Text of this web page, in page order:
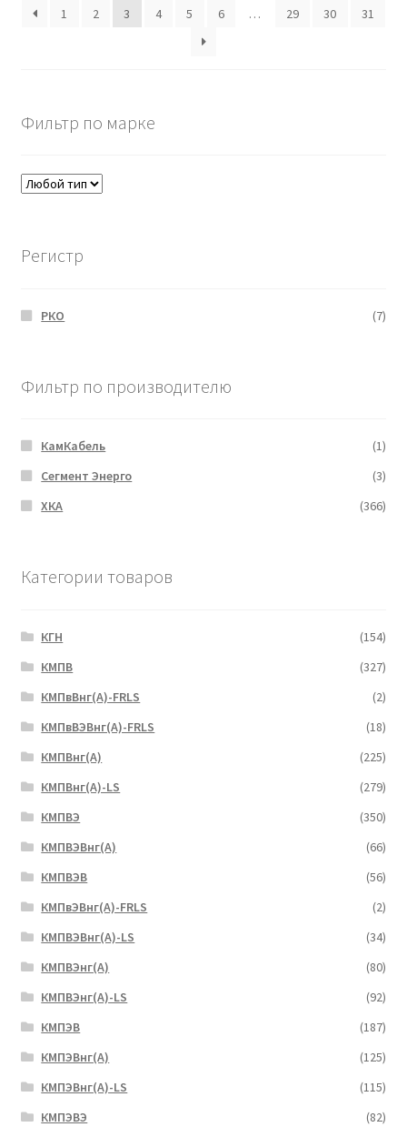
1 2 3 4 5 6 … 29 30 31
Фильтр по марке
Регистр
РКО (7)
Фильтр по производителю
КамКабель
(1)
Сегмент Энерго
(3)
ХКА
(366)
Категории товаров
КГН
(154)
КМПВ
(327)
КМПвВнг(А)-FRLS
(2)
КМПвВЭВнг(А)-FRLS
(18)
КМПВнг(А)
(225)
КМПВнг(А)-LS
(279)
КМПВЭ
(350)
КМПВЭBнг(А)
(66)
КМПВЭВ
(56)
КМПвЭВнг(А)-FRLS
(2)
КМПВЭВнг(А)-LS
(34)
КМПВЭнг(А)
(80)
КМПВЭнг(А)-LS
(92)
КМПЭВ
(187)
КМПЭВнг(А)
(125)
КМПЭВнг(А)-LS
(115)
КМПЭВЭ
(82)